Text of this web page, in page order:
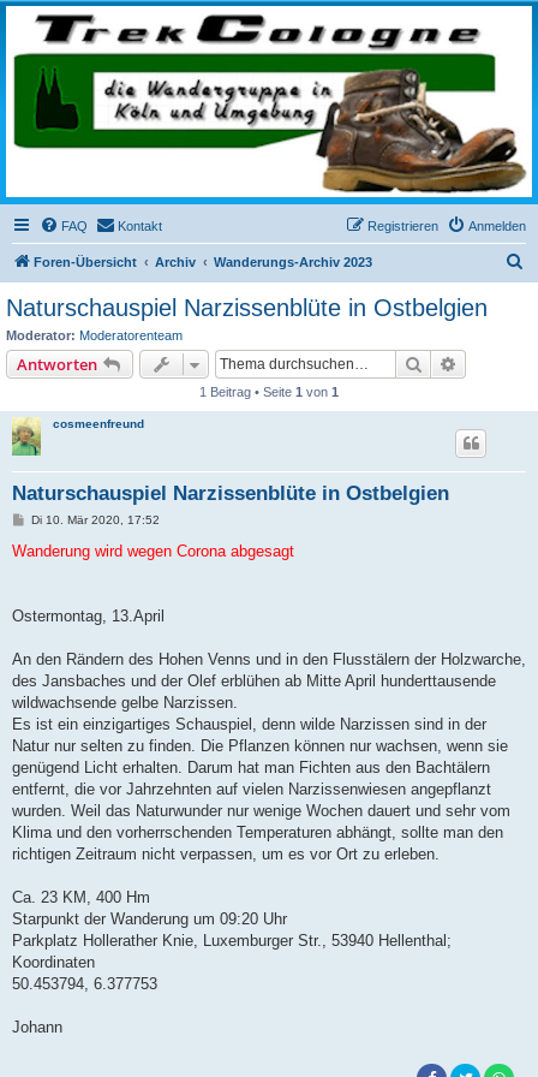
trekcologne.de
Wanderungen rund um Köln
FAQ Kontakt Anmelden
Registrieren
Foren-Übersicht Archiv Wanderungs-Archiv 2023
Naturschauspiel Narzissenblüte in Ostbelgien
Moderator: Moderatorenteam
Antworten Suche
1 Beitrag • Seite 1 von 1
cosmeenfreund
Naturschauspiel Narzissenblüte in Ostbelgien
B
i
Di 10. Mär 2020, 17:52
Wanderung wird wegen Corona abgesagt
Ostermontag, 13.April
An den Rändern des Hohen Venns und in den Flusstälern der Holzwarche,
des Jansbaches und der Olef erblühen ab Mitte April hunderttausende
wildwachsende gelbe Narzissen.
Es ist ein einzigartiges Schauspiel, denn wilde Narzissen sind in der
Natur nur selten zu finden. Die Pflanzen können nur wachsen, wenn sie
genügend Licht erhalten. Darum hat man Fichten aus den Bachtälern
entfernt, die vor Jahrzehnten auf vielen Narzissenwiesen angepflanzt
wurden. Weil das Naturwunder nur wenige Wochen dauert und sehr vom
Klima und den vorherrschenden Temperaturen abhängt, sollte man den
richtigen Zeitraum nicht verpassen, um es vor Ort zu erleben.
Ca. 23 KM, 400 Hm
Starpunkt der Wanderung um 09:20 Uhr
Parkplatz Hollerather Knie, Luxemburger Str., 53940 Hellenthal;
Koordinaten
50.453794, 6.377753
Johann